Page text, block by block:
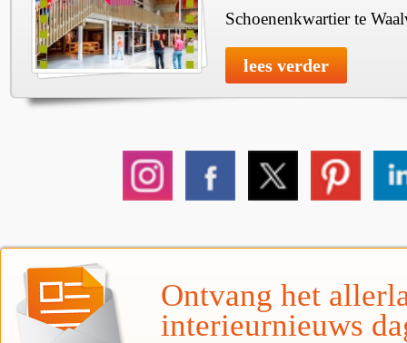
Schoenenkwartier te
lees verder
Ontvang het
interieurnieuws